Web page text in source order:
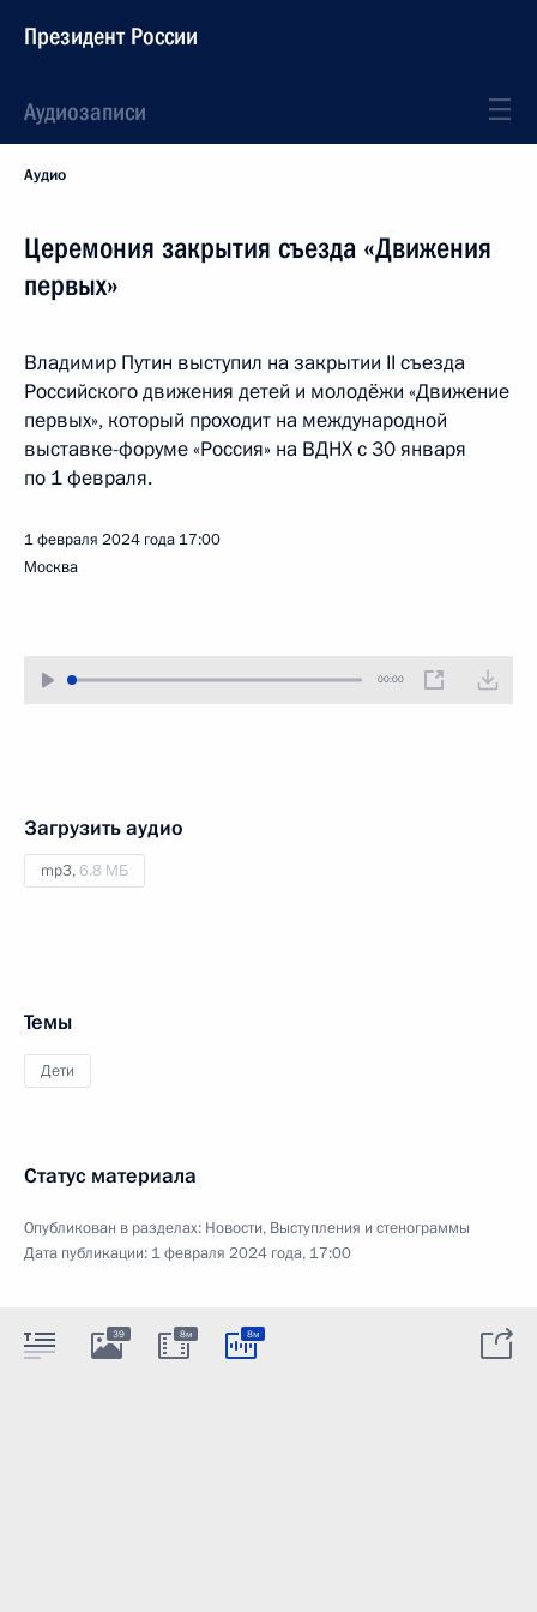
Президент России
Аудиозаписи
Аудио
Церемония закрытия съезда «Движения
первых»
Владимир Путин выступил на закрытии II съезда
Российского движения детей и молодёжи «Движение
первых», который проходит на международной
выставке-форуме «Россия» на ВДНХ с 30 января
по 1 февраля.
1 февраля 2024 года 17:00
Москва
00:00
Загрузить аудио
mp3,6.8 МБ
Темы
Дети
Статус материала
Опубликован в разделах: Новости, Выступления и стенограммы
Дата публикации: 1 февраля 2024 года, 17:00
39 8м 8м